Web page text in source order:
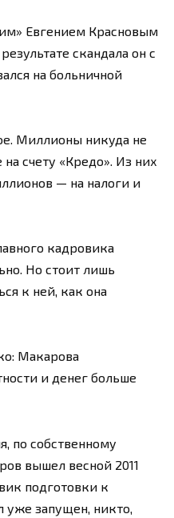
Евгением Красновым
скандала он с
на больничной
Миллионы никуда не
счету «Кредо». Из них
— на налоги и
кадровика
Но стоит лишь
к ней, как она
Макарова
и денег больше
по собственному
вышел весной 2011
подготовки к
запущен, никто,